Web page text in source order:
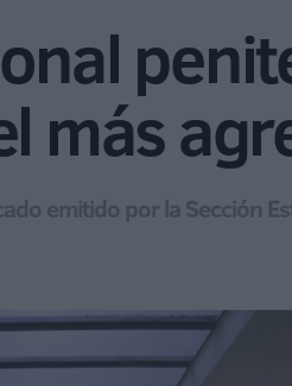
más
emitido por la Sección